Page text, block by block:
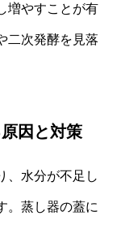
増やすことが有
二次発酵を見落
因と対策
、水分が不足し
。蒸し器の蓋に